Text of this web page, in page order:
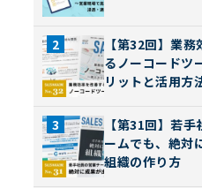
【第32回】業
るノーコードツ
リットと活用方
【第31回】若
ームでも、絶対
組織の作り方